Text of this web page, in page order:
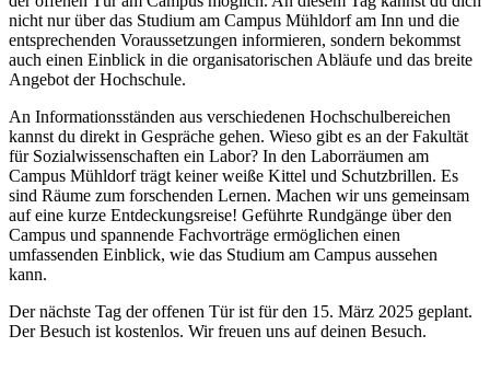
nicht nur über das Studium am Campus Mühldorf am Inn und die
entsprechenden Voraussetzungen informieren, sondern bekommst
auch einen Einblick in die organisatorischen Abläufe und das breite
Angebot der Hochschule.
An Informationsständen aus verschiedenen Hochschulbereichen
kannst du direkt in Gespräche gehen. Wieso gibt es an der Fakultät
für Sozialwissenschaften ein Labor? In den Laborräumen am
Campus Mühldorf trägt keiner weiße Kittel und Schutzbrillen. Es
sind Räume zum forschenden Lernen. Machen wir uns gemeinsam
auf eine kurze Entdeckungsreise! Geführte Rundgänge über den
Campus und spannende Fachvorträge ermöglichen einen
umfassenden Einblick, wie das Studium am Campus aussehen
kann.
Der nächste Tag der offenen Tür ist für den 15. März 2025 geplant.
Der Besuch ist kostenlos. Wir freuen uns auf deinen Besuch.